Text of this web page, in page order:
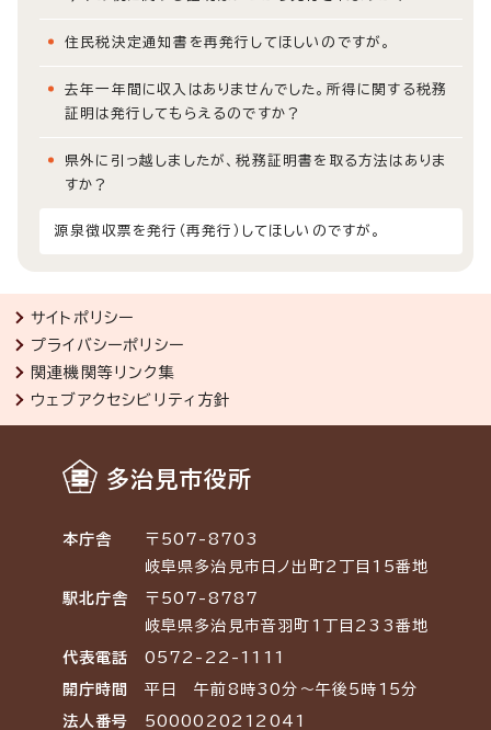
住民税決定通知書を再発行してほしいのですが。
去年一年間に収入はありませんでした。所得に関する税務
証明は発行してもらえるのですか？
県外に引っ越しましたが、税務証明書を取る方法はありま
すか？
源泉徴収票を発行（再発行）してほしいのですが。
サイトポリシー
プライバシーポリシー
関連機関等リンク集
ウェブアクセシビリティ方針
多治見市役所
本庁舎
〒507-8703
岐阜県多治見市日ノ出町2丁目15番地
駅北庁舎
〒507-8787
岐阜県多治見市音羽町1丁目233番地
代表電話 0572-22-1111
開庁時間 平日 午前8時30分～午後5時15分
法人番号 5000020212041